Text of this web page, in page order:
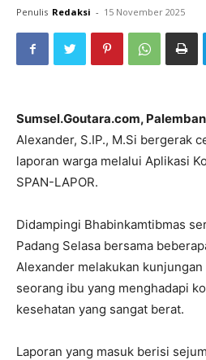
Penulis Redaksi - 15 November 2025
Sumsel.Goutara.com,
Alexander, S.IP., M.Si bergerak
laporan warga melalui Aplikasi
SPAN-LAPOR.
Didampingi Bhabinkamtibmas
Padang Selasa bersama
Alexander melakukan
seorang ibu yang menghadapi
kesehatan yang sangat berat.
Laporan yang masuk berisi